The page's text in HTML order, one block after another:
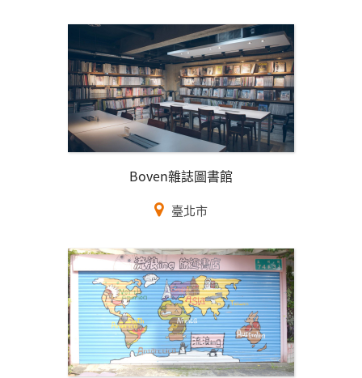
Boven雜誌圖書館
臺北市